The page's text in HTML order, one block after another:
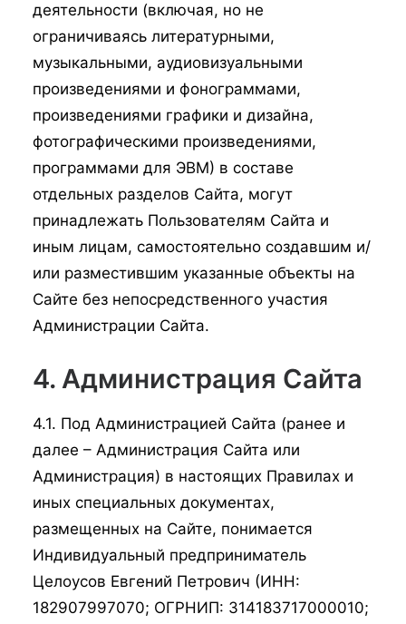
деятельности (включая, но не
ограничиваясь литературными,
музыкальными, аудиовизуальными
произведениями и фонограммами,
произведениями графики и дизайна,
фотографическими произведениями,
программами для ЭВМ) в составе
отдельных разделов Сайта, могут
принадлежать Пользователям Сайта и
иным лицам, самостоятельно создавшим и/
или разместившим указанные объекты на
Сайте без непосредственного участия
Администрации Сайта.
4. Администрация Сайта
4.1. Под Администрацией Сайта (ранее и
далее – Администрация Сайта или
Администрация) в настоящих Правилах и
иных специальных документах,
размещенных на Сайте, понимается
Индивидуальный предприниматель
Целоусов Евгений Петрович (ИНН:
182907997070; ОГРНИП: 314183717000010;